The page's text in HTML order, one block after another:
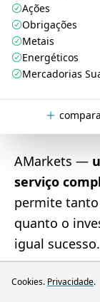
Ações
Obrigações
Metais
Energéticos
Mercadorias
AMarkets —
serviço
permite
quanto o
igual sucesso.
Os traders
Cookies. Privacidade.